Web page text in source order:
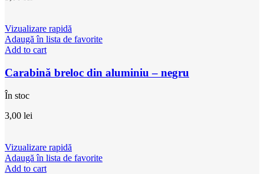
Vizualizare rapidă
Adaugă în lista de favorite
Add to cart
Carabină breloc din aluminiu – negru
În stoc
3,00 lei
Vizualizare rapidă
Adaugă în lista de favorite
Add to cart